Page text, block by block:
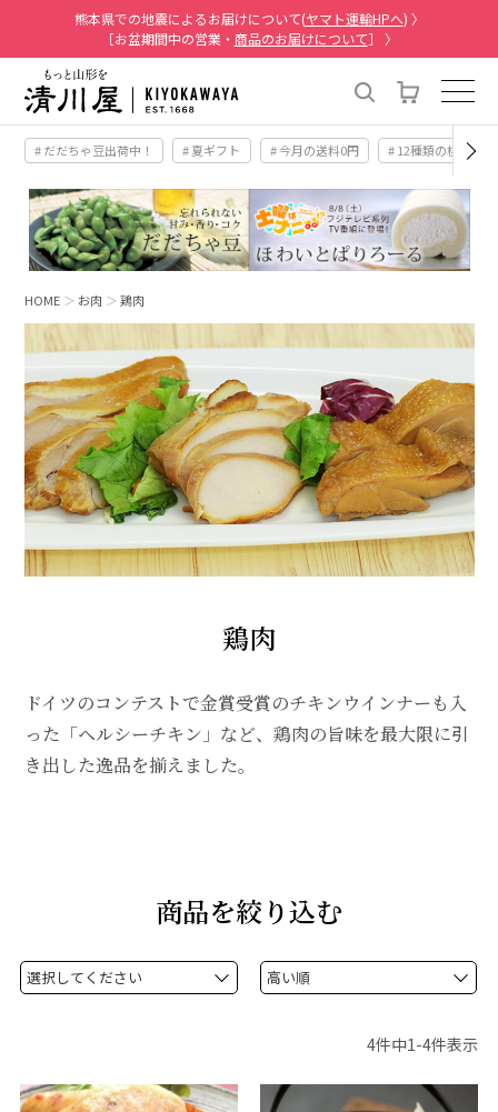
熊本県での地震によるお届けについて(ヤマト運輸HPへ) 〉
［お盆期間中の営業・ 商品のお届けについて］ 〉
# だだちゃ豆出荷中！ # 夏ギフト # 今月の送料0円 # 12種類の桃
HOME お肉 鶏肉
鶏肉
ドイツのコンテストで金賞受賞のチキンウインナーも入
った「ヘルシーチキン」など、鶏肉の旨味を最大限に引
き出した逸品を揃えました。
商品を絞り込む
4件中1-4件表示